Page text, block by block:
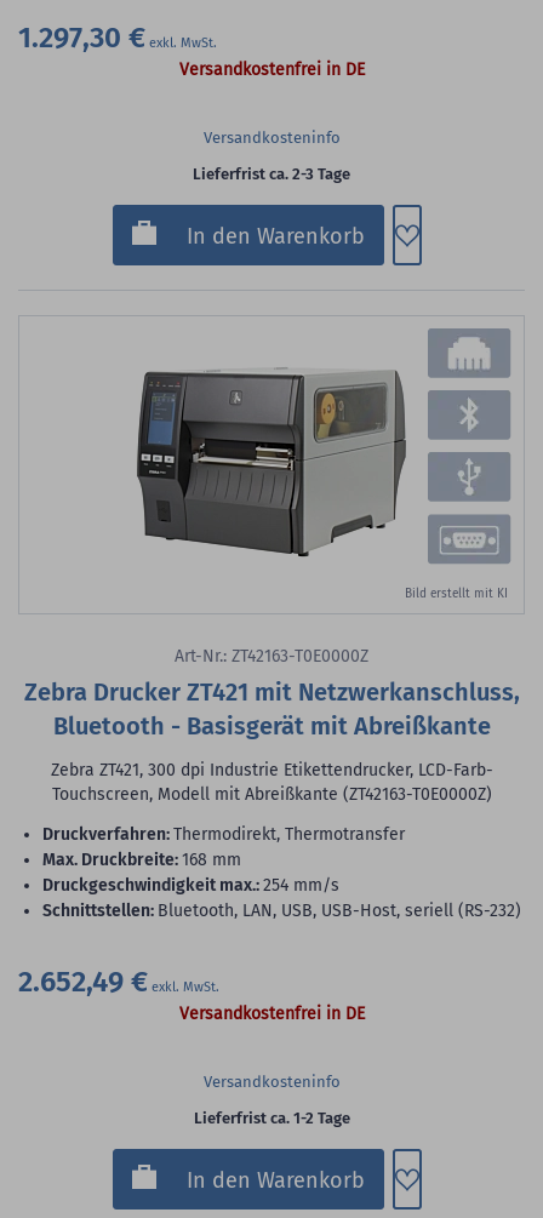
1.297,30 €
Versandkostenfrei in DE
Versandkosteninfo
Lieferfrist ca. 2-3 Tage
In den Warenkorb Zum
Bild erstellt mit KI
Art-Nr.: ZT42163-T0E0000Z
Zebra Drucker ZT421 mit Netzwerkanschluss,
Bluetooth - Basisgerät mit Abreißkante
Zebra ZT421, 300 dpi Industrie Etikettendrucker, LCD-Farb-
Touchscreen, Modell mit Abreißkante (ZT42163-T0E0000Z)
Druckverfahren:Thermodirekt, Thermotransfer
max. Druckbreite:168 mm
Druckgeschwindigkeit max.:254 mm/s
Schnittstellen: Bluetooth, LAN, USB, USB-Host, seriell (RS-232)
2.652,49 €
Versandkostenfrei in DE
Versandkosteninfo
Lieferfrist ca. 1-2 Tage
In den Warenkorb Zum